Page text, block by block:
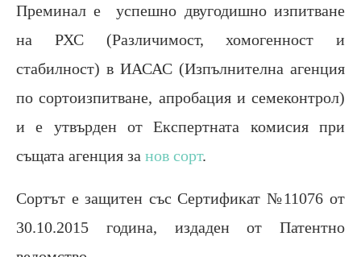
Преминал е успешно двугодишно изпитване
на РХС (Различимост, хомогенност и
стабилност) в ИАСАС (Изпълнителна агенция
по сортоизпитване, апробация и семеконтрол)
и е утвърден от Експертната комисия при
същата агенция за нов сорт.
Сортът е защитен със Сертификат №11076 от
30.10.2015 година, издаден от Патентно